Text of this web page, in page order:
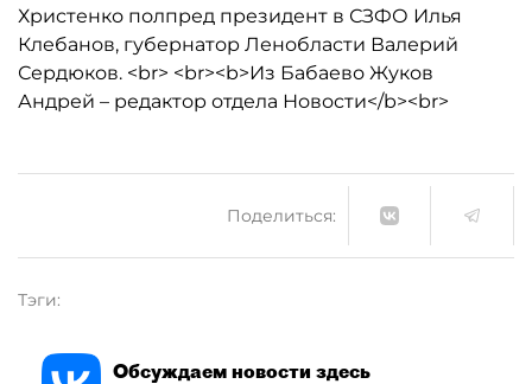
Христенко полпред президент в СЗФО Илья
Клебанов, губернатор Ленобласти Валерий
Сердюков. <br> <br><b>Из Бабаево Жуков
Андрей – редактор отдела Новости</b><br>
Поделиться:
Тэги:
Обсуждаем новости здесь